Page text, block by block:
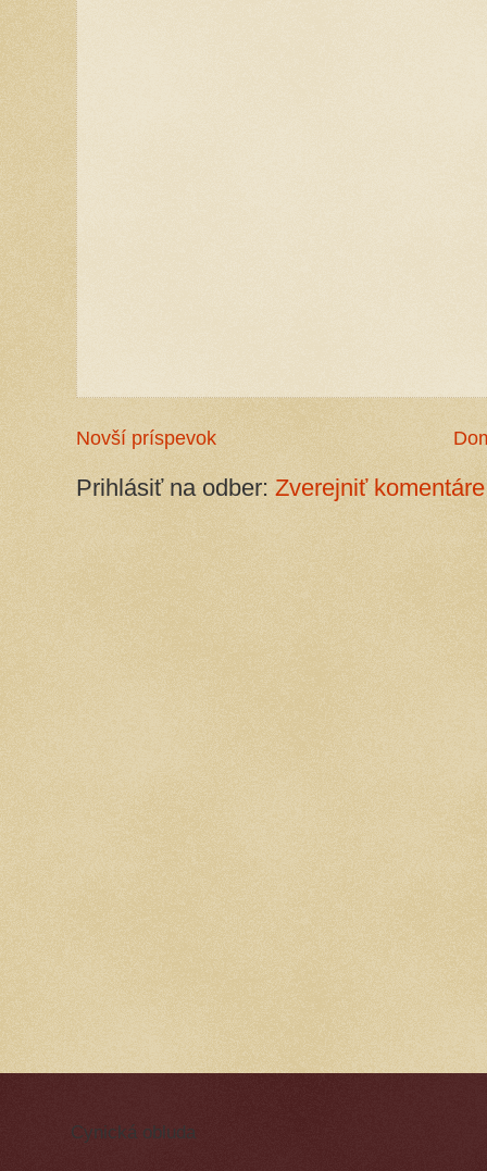
Novší príspevok
Prihlásiť na odber: Zverejniť
Cynická obluda